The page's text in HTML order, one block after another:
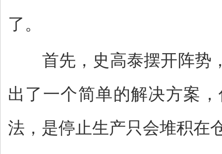
了。
首先，史高泰摆开阵势，
出了一个简单的解决方案
法，是停止生产只会堆积在